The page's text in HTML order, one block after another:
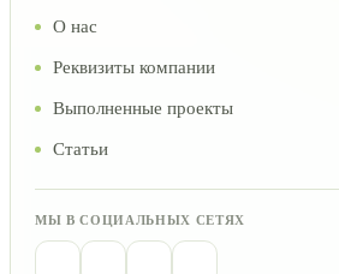
О нас
Реквизиты компании
Выполненные проекты
Статьи
МЫ В СОЦИАЛЬНЫХ СЕТЯХ